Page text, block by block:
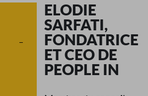
ELODIE
SARFATI,
FONDATRICE
ET CEO DE
PEOPLE IN